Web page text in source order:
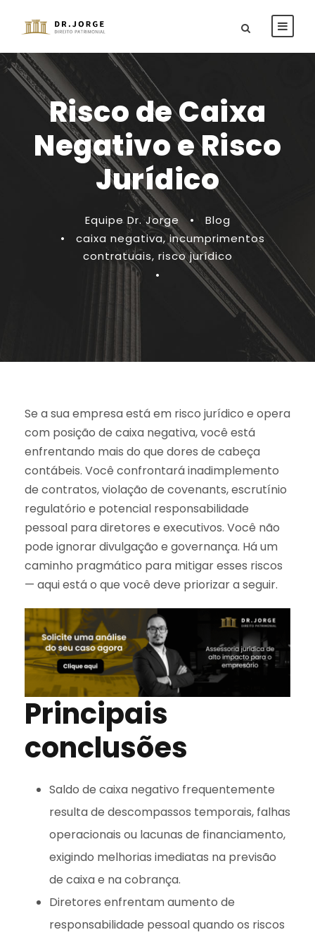
Risco de Caixa
Negativo e Risco
Jurídico
Equipe Dr. Jorge •
Blog
•
caixa negativa, incumprimentos
contratuais, risco jurídico
•
Se a sua empresa está em risco jurídico e opera
com posição de caixa negativa, você está
enfrentando mais do que dores de cabeça
contábeis. Você confrontará inadimplemento
de contratos, violação de covenants, escrutínio
regulatório e potencial responsabilidade
pessoal para diretores e executivos. Você não
pode ignorar divulgação e governança. Há um
caminho pragmático para mitigar esses riscos
— aqui está o que você deve priorizar a seguir.
Principais
conclusões
Saldo de caixa negativo frequentemente
resulta de descompassos temporais, falhas
operacionais ou lacunas de financiamento,
exigindo melhorias imediatas na previsão
de caixa e na cobrança.
Diretores enfrentam aumento de
responsabilidade pessoal quando os riscos